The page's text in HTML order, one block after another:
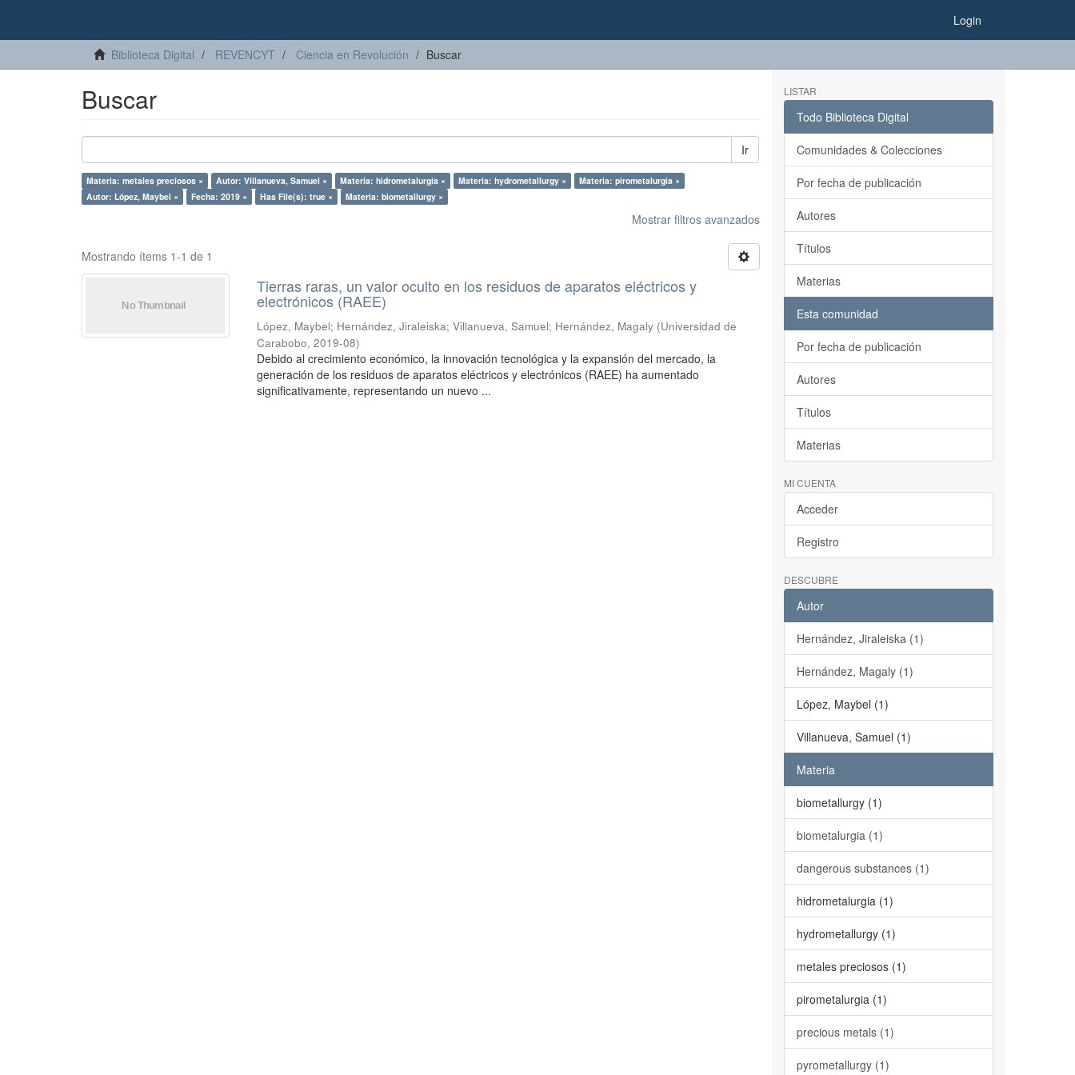
Login
Biblioteca Digital REVENCYT Ciencia en Revolución Buscar
Buscar
Ir
Materia: metales preciosos × Autor: Villanueva, Samuel × Materia: hidrometalurgia × Materia: hydrometallurgy ×
Materia: pirometalurgia ×
Autor: López, Maybel ×
Fecha: 2019 × Has File(s): true × Materia: biometallurgy ×
Mostrar filtros avanzados
Mostrando ítems 1-1 de 1
Tierras raras, un valor oculto en los residuos de aparatos eléctricos y
electrónicos (RAEE)
López, Maybel; Hernández, Jiraleiska;Villanueva, Samuel; Hernández, Magaly (Universidad de
Carabobo,2019-08)
Debido al crecimiento económico, la innovación tecnológica y la expansión del mercado, la
generación de los residuos de aparatos eléctricos y electrónicos (RAEE) ha aumentado
significativamente, representando un nuevo ...
LISTAR
Todo Biblioteca Digital
Comunidades & Colecciones
Por fecha de publicación
Autores
Títulos
Materias
Esta comunidad
Por fecha de publicación
Autores
Títulos
Materias
MI CUENTA
Acceder
Registro
DESCUBRE
Autor
Hernández, Jiraleiska (1)
Hernández, Magaly (1)
López, Maybel (1)
Villanueva, Samuel (1)
Materia
biometallurgy (1)
biometalurgia (1)
dangerous substances (1)
hidrometalurgia (1)
hydrometallurgy (1)
metales preciosos (1)
pirometalurgia (1)
precious metals (1)
pyrometallurgy (1)